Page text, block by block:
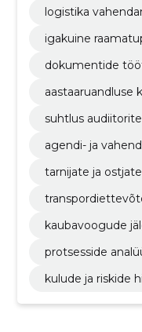
logistika
igakuine
dokumentide
aastaaruandluse
suhtlus
agendi- ja
tarnijate ja
kaubavoogude
protsesside
kulude ja riskide